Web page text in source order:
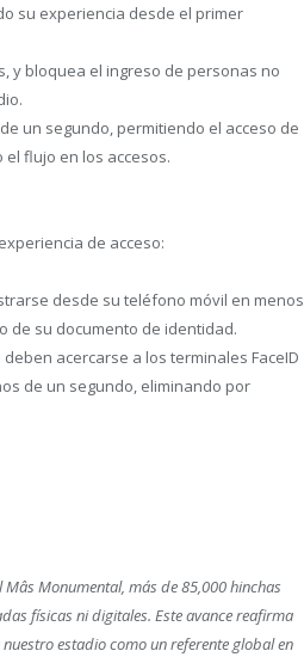
su experiencia desde el primer
y bloquea el ingreso de personas no
un segundo, permitiendo el acceso de
flujo en los accesos.
de acceso:
desde su teléfono móvil en menos
de su documento de identidad.
acercarse a los terminales FaceID
de un segundo, eliminando por
Mâs Monumental, más de 85,000 hinchas
físicas ni digitales. Este avance reafirma
estadio como un referente global en